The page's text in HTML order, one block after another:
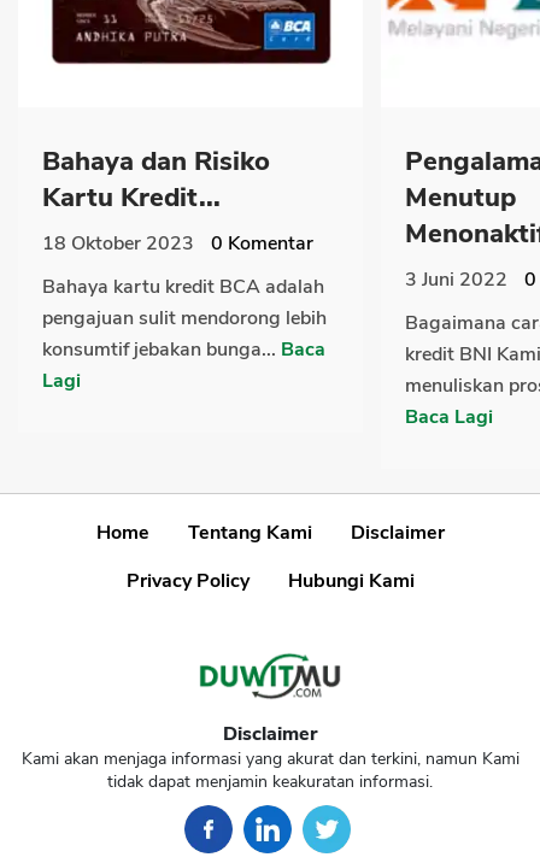
Bahaya dan Risiko
Kartu Kredit...
18 Oktober 2023 0 Komentar
Bahaya kartu kredit BCA adalah
pengajuan sulit mendorong lebih
konsumtif jebakan bunga... Baca
Lagi
Menutup
3 Juni 2022 0
Bagaimana
kredit BNI
menuliskan
Baca Lagi
Home Tentang Kami
Disclaimer
Privacy Policy
Hubungi Kami
Disclaimer
Kami akan menjaga informasi yang akurat dan terkini, namun Kami
tidak dapat menjamin keakuratan informasi.